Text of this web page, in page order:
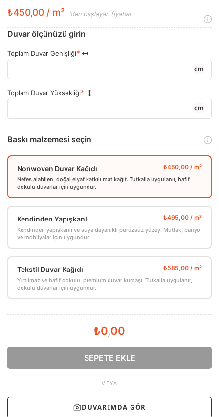
₺450,00 / m² 'den başlayan fiyatlar
Duvar ölçünüzü girin
Toplam Duvar Genişliği
cm
Toplam Duvar Yüksekliği
cm
Baskı malzemesi seçin
Nonwoven Duvar Kağıdı
Nefes alabilen, doğal elyaf katkılı mat kağıt. Tutkalla uygulanır, hafif
dokulu duvarlar için uygundur.
Kendinden Yapışkanlı
Kendinden yapışkanlı ve suya dayanıklı pürüzsüz yüzey. Mutfak, banyo
ve mobilyalar için uygundur.
Tekstil Duvar Kağıdı
Yırtılmaz ve hafif dokulu, premium duvar kumaşı. Tutkalla uygulanır,
dokulu duvarlar için uygundur.
₺0,00
SEPETE EKLE
VEYA
DUVARIMDA GÖR